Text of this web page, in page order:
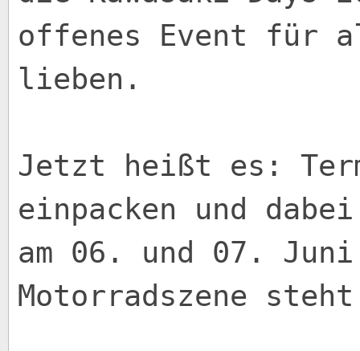
offenes Event für
lieben.
Jetzt heißt es:
einpacken und
am 06. und 07.
Motorradszene